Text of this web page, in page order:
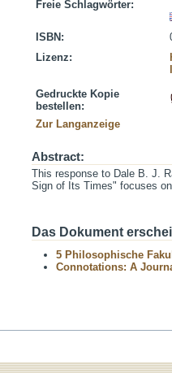
Freie Schlagwörter:
ISBN:
Lizenz:
Gedruckte Kopie
bestellen:
Zur Langanzeige
Abstract:
This response to Dale B. J.
Sign of Its Times" focuses
Das Dokument
5 Philosophische
Connotations: A